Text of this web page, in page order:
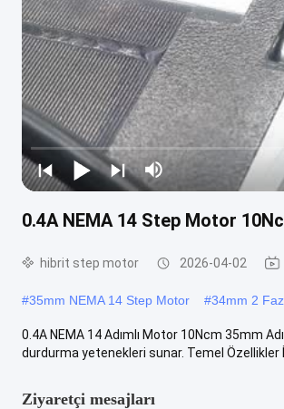
0.4A NEMA 14 Step Motor
hibrit step motor 2026-04-02
#35mm NEMA 14 Step Motor #34mm 2
0.4A NEMA 14 Adımlı Motor 10Ncm 35mm
durdurma yetenekleri sunar. Temel Özellikler
Ziyaretçi mesajları